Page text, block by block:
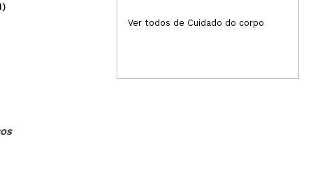
5,79€
Ver todos de Cuidado do corpo